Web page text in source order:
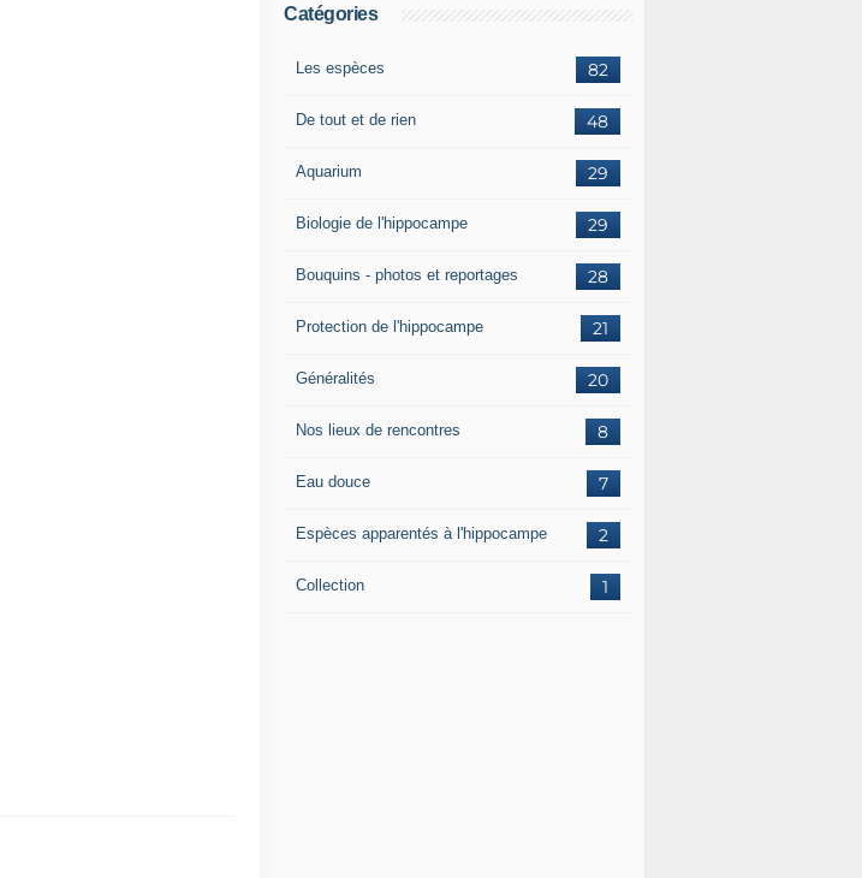
Catégories
82
Les espèces
48
De tout et de rien
29
Aquarium
29
Biologie de l'hippocampe
28
Bouquins - photos et reportages
21
Protection de l'hippocampe
20
Généralités
8
Nos lieux de rencontres
7
Eau douce
2
Espèces apparentés à l'hippocampe
1
Collection